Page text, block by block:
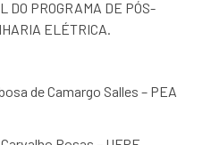
DO PROGRAMA DE PÓS-
ELÉTRICA.
de Camargo Salles – PEA